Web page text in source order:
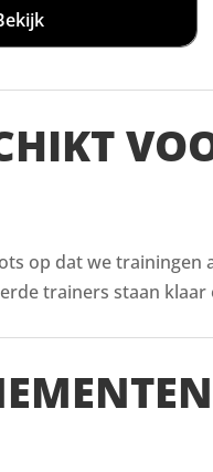
op dat we
trainers staan